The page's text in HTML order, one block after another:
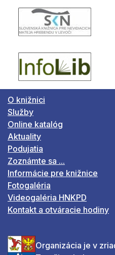
O knižnici
Služby
Online katalóg
Aktuality
Podujatia
Zoznámte sa ...
Informácie pre knižnice
Fotogaléria
Videogaléria HNKPD
Kontakt a otváracie hodiny
Organizácia je v